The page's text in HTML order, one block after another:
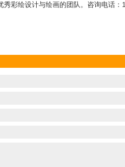
秀彩绘设计与绘画的团队。咨询电话：